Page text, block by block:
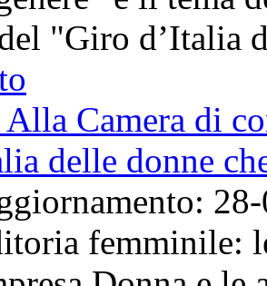
"Giro d’Italia
Alla Camera di
delle donne
femminile: